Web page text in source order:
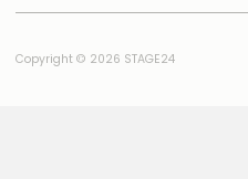
Copyright © 2026 STAGE24